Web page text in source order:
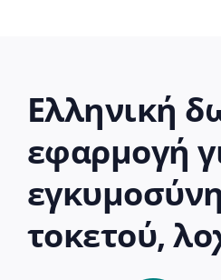
Ελληνική
εφαρμογή
τοκετού,